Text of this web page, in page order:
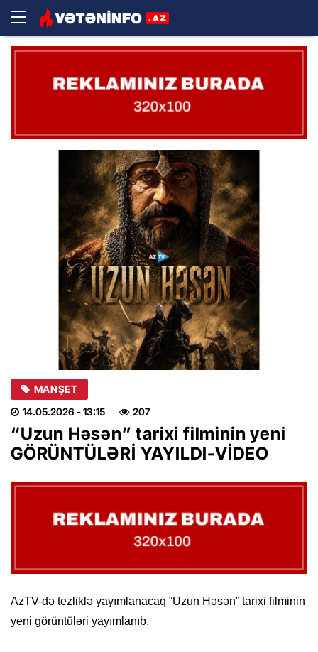
MANŞET
14.05.2026 - 13:15 207
“Uzun Həsən” tarixi filminin yeni
GÖRÜNTÜLƏRİ YAYILDI-VİDEO
AzTV-də tezliklə yayımlanacaq “Uzun Həsən” tarixi filminin
yeni görüntüləri yayımlanıb.